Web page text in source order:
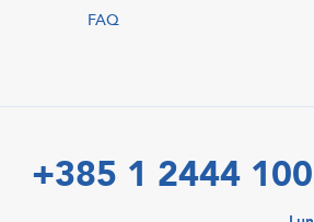
FAQ
+385 1 2444 100